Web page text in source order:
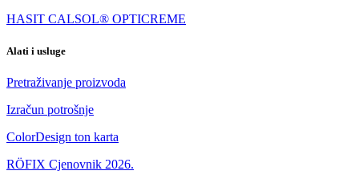
HASIT CALSOL® OPTICREME
Alati i usluge
Pretraživanje proizvoda
Izračun potrošnje
ColorDesign ton karta
RÖFIX Cjenovnik 2026.